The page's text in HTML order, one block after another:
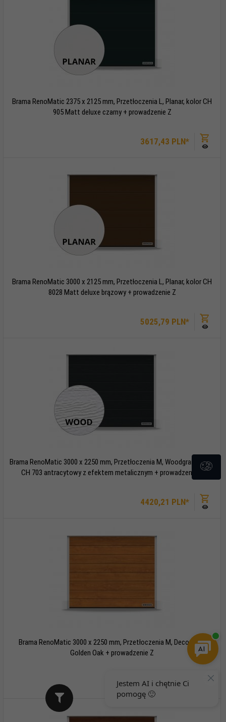
3617,43 PLN*
Brama RenoMatic 2375 x 2125 mm, Przetłoczenia L, Planar, kolor CH
905 Matt deluxe czarny + prowadzenie Z
5025,79 PLN*
Brama RenoMatic 3000 x 2125 mm, Przetłoczenia L, Planar, kolor CH
8028 Matt deluxe brązowy + prowadzenie Z
4420,21 PLN*
Brama RenoMatic 3000 x 2250 mm, Przetłoczenia M, Woodgrain, kolor
CH 703 antracytowy z efektem metalicznym + prowadzenie Z
4420,21 PLN*
Brama RenoMatic 3000 x 2250 mm, Przetłoczenia M, Decocolor,
Golden Oak + prowadzenie Z